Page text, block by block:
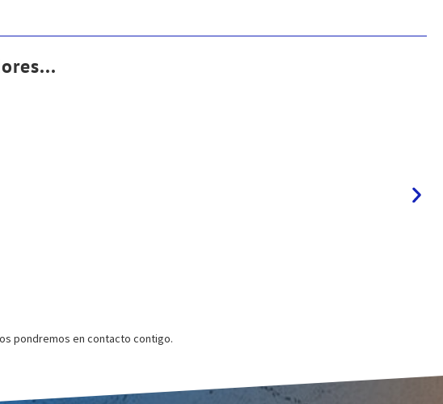
pondremos en contacto contigo.